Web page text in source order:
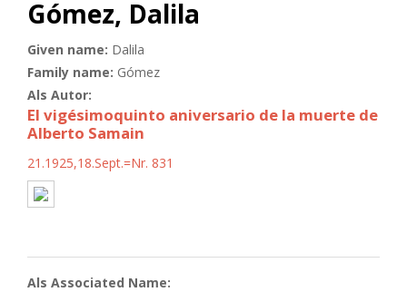
Gómez, Dalila
Given name: Dalila
Family name: Gómez
Als Autor:
El vigésimoquinto aniversario de la muerte de
Alberto Samain
21.1925,18.Sept.=Nr. 831
Als Associated Name: